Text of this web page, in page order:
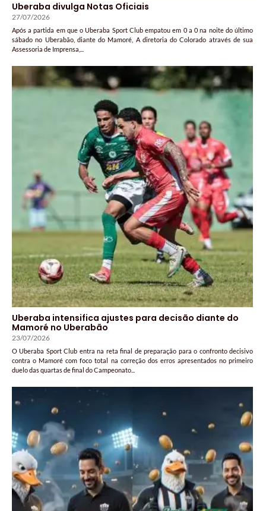
Uberaba divulga Notas Oficiais
27/07/2026
Após a partida em que o Uberaba Sport Club empatou em 0 a 0 na noite do último
sábado no Uberabão, diante do Mamoré, A diretoria do Colorado através de sua
Assessoria de Imprensa,...
Uberaba intensifica ajustes para decisão diante do
Mamoré no Uberabão
23/07/2026
O Uberaba Sport Club entra na reta final de preparação para o confronto decisivo
contra o Mamoré com foco total na correção dos erros apresentados no primeiro
duelo das quartas de final do Campeonato...